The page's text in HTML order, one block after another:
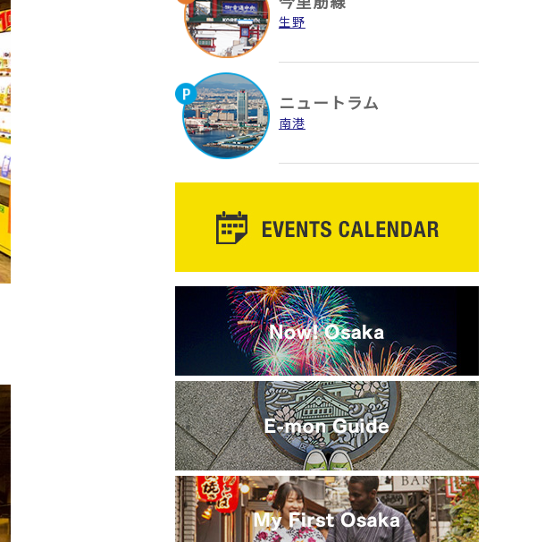
生野
ニュートラム
南港